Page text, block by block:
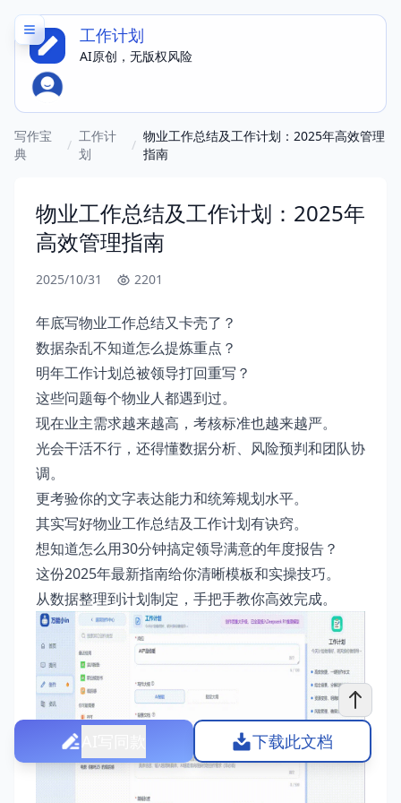
工作计划
AI原创，无版权风险
写作宝
典
/
工作计
划
/
物业工作总结及工作计划：2025年高效管理
指南
物业工作总结及工作计划：2025年
高效管理指南
2025/10/31 2201
年底写物业工作总结又卡壳了？
数据杂乱不知道怎么提炼重点？
明年工作计划总被领导打回重写？
这些问题每个物业人都遇到过。
现在业主需求越来越高，考核标准也越来越严。
光会干活不行，还得懂数据分析、风险预判和团队协
调。
更考验你的文字表达能力和统筹规划水平。
其实写好物业工作总结及工作计划有诀窍。
想知道怎么用30分钟搞定领导满意的年度报告？
这份2025年最新指南给你清晰模板和实操技巧。
从数据整理到计划制定，手把手教你高效完成。
下载此文档